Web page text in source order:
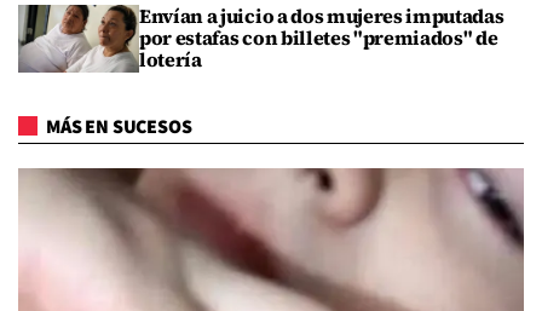
Envían a juicio a dos mujeres imputadas
por estafas con billetes "premiados" de
lotería
MÁS EN SUCESOS